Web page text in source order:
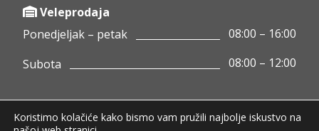
Veleprodaja
Ponedjeljak – petak
08:00 – 16:00
Subota
08:00 – 12:00
Koristimo kolačiće kako bismo vam pružili najbolje iskustvo na